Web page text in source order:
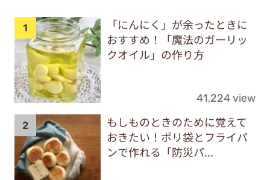
「にんにく」が余ったときに
おすすめ！「魔法のガーリッ
クオイル」の作り方
41,224 view
もしものときのために覚えて
おきたい！ポリ袋とフライパ
ンで作れる「防災パ...